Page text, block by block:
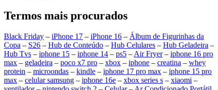
Termos mais procurados
Black Friday – iPhone 17 – iPhone 16 – Álbum de Figurinhas da
Copa – S26 – Hub de Conteúdo – Hub Celulares – Hub Geladeira –
Hub Tvs – iphone 15 – iphone 14 – ps5 – Air Fryer– iphone 16 pro
max – geladeira – poco x7 pro – xbox – iphone – creatina – whey
protein – microondas – kindle – iphone 17 pro max – iphone 15 pro
max – celular samsung – iphone 16e – xbox series s – xiaomi –